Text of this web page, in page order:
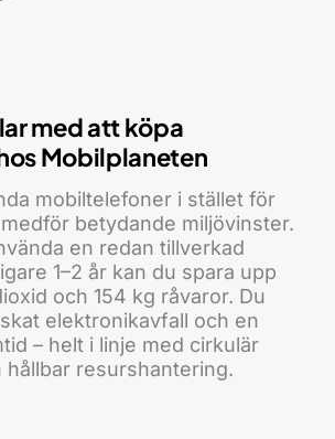
med att köpa
Mobilplaneten
mobiltelefoner i stället för
betydande miljövinster.
en redan tillverkad
1–2 år kan du spara upp
och 154 kg råvaror. Du
elektronikavfall och en
– helt i linje med cirkulär
hållbar resurshantering.